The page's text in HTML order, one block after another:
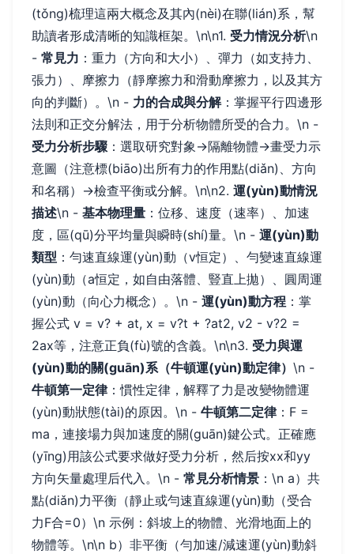
(tǒng)梳理這兩大概念及其內(nèi)在聯(lián)系，幫
助讀者形成清晰的知識框架。\n\n1. 受力情況分析\n
- 常見力 ：重力（方向和大小）、彈力（如支持力、
張力）、摩擦力（靜摩擦力和滑動摩擦力，以及其方
向的判斷）。\n - 力的合成與分解：掌握平行四邊形
法則和正交分解法，用于分析物體所受的合力。\n -
受力分析步驟 ：選取研究對象→隔離物體→畫受力示
意圖（注意標(biāo)出所有力的作用點(diǎn)、方向
和名稱）→檢查平衡或分解。\n\n2. 運(yùn)動情況
描述\n - 基本物理量 ：位移、速度（速率）、加速
度，區(qū)分平均量與瞬時(shí)量。\n - 運(yùn)動
類型 ：勻速直線運(yùn)動（v恒定）、勻變速直線運
(yùn)動（a恒定，如自由落體、豎直上拋）、圓周運
(yùn)動（向心力概念）。\n - 運(yùn)動方程 ：掌
握公式 v = v? + at, x = v?t + ?at2, v2 - v?2 =
2ax等，注意正負(fù)號的含義。\n\n3. 受力與運
(yùn)動的關(guān)系（牛頓運(yùn)動定律） \n -
牛頓第一定律：慣性定律，解釋了力是改變物體運
(yùn)動狀態(tài)的原因。\n - 牛頓第二定律：F =
ma，連接場力與加速度的關(guān)鍵公式。正確應
(yīng)用該公式要求做好受力分析，然后按xx和yy
方向矢量處理后代入。\n - 常見分析情景 ：\n a）共
點(diǎn)力平衡（靜止或勻速直線運(yùn)動（受合
力F合=0）\n 示例：斜坡上的物體、光滑地面上的
物體等。\n\n b）非平衡（勻加速/減速運(yùn)動斜